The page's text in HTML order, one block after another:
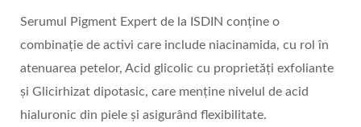
Serumul Pigment Expert de la ISDIN conține o
combinație de activi care include niacinamida, cu rol în
atenuarea petelor, Acid glicolic cu proprietăți exfoliante
și Glicirhizat dipotasic, care menține nivelul de acid
hialuronic din piele și asigurând flexibilitate.